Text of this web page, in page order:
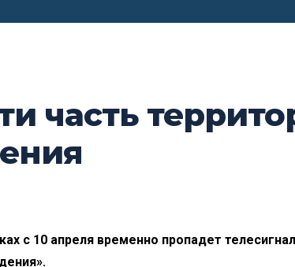
часть
с 10 апреля временно пропадет